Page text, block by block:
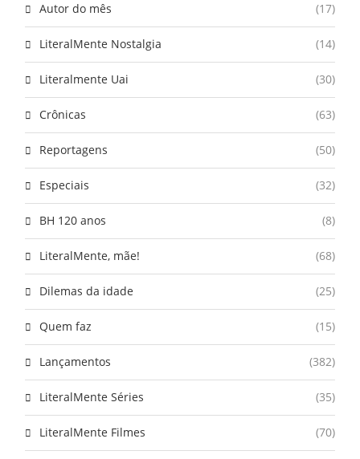
Autor do mês (17)
LiteralMente Nostalgia (14)
Literalmente Uai (30)
Crônicas (63)
Reportagens (50)
Especiais (32)
BH 120 anos (8)
LiteralMente, mãe! (68)
Dilemas da idade (25)
Quem faz (15)
Lançamentos (382)
LiteralMente Séries (35)
LiteralMente Filmes (70)